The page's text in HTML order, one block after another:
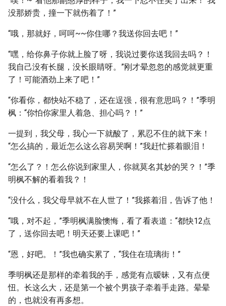
没那娇贵，撞一下就伤着了！”
“哦，那就好，呵呵~~你住哪？我送你回去吧！”
“嘿，给你鼻子你就上脸了呀，我说过要你送我回去吗？！
我自己没有长腿，没长眼睛呀。”刚才晕忽忽的感觉就更重
了！可能酒劲上来了吧！”
“你看你，都快站不稳了，还在逞强，很有意思吗？！”季明
枫：“你怕你家里人着急、担心吗？！”
一提到，我父母，我心一下就酸了，累忍不住的就下来！
“怎么搞的，最近怎么这么容易哭啊！”我赶忙搽着眼泪！
“怎么了？！怎么你说到家里人，你就莫名其妙的哭？！”季
明枫不解的看着我？！
“没什么，我父母早就不在人世了！”我搽着泪，告诉了他！
“哦，对不起，”季明枫满脸懊悔，看了看表道：“都快12点
了，送你回去吧！明天还要上课吧！”
“恩，好吧。！”我也确实累了，“我住在琉璃街！”
季明枫还是那样的牵着我的手，感觉有点暧昧，又有点便
忸。长这么大，还是第一个被个男孩子牵着手走路。晕晕
的，也就没有再多想。